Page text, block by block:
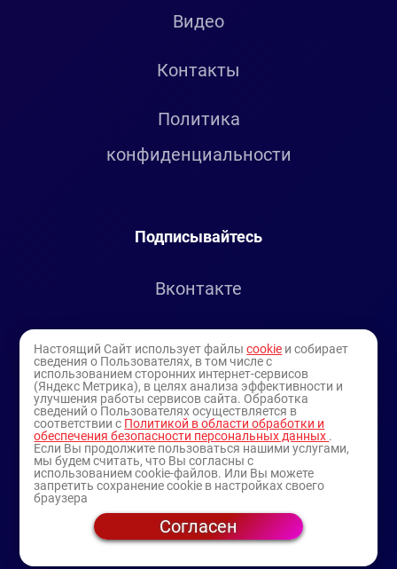
Видео
Контакты
Политика
конфиденциальности
Подписывайтесь
Вконтакте
Youtube
© 1994-2025
— торговая витрина ИП Булатов В.А.
Настоящий Сайт использует файлыcookie и собирает
сведения о Пользователях, в том числе с
использованием сторонних интернет-сервисов
(Яндекс Метрика), в целях анализа эффективности и
улучшения работы сервисов сайта. Обработка
сведений о Пользователях осуществляется в
соответствии с Политикой в области обработки и
обеспечения безопасности персональных данных .
Если Вы продолжите пользоваться нашими услугами,
мы будем считать, что Вы согласны с
использованием cookie-файлов. Или Вы можете
запретить сохранение cookie в настройках своего
браузера
Согласен